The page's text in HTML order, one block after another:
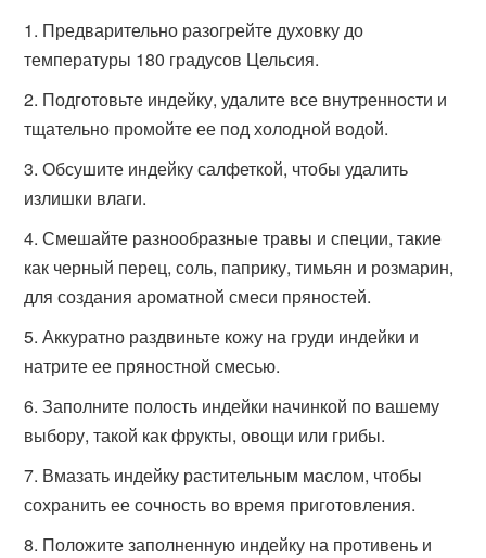
Предварительно разогрейте духовку до
температуры 180 градусов Цельсия.
Подготовьте индейку, удалите все внутренности и
тщательно промойте ее под холодной водой.
Обсушите индейку салфеткой, чтобы удалить
излишки влаги.
Смешайте разнообразные травы и специи, такие
как черный перец, соль, паприку, тимьян и розмарин,
для создания ароматной смеси пряностей.
Аккуратно раздвиньте кожу на груди индейки и
натрите ее пряностной смесью.
Заполните полость индейки начинкой по вашему
выбору, такой как фрукты, овощи или грибы.
Вмазать индейку растительным маслом, чтобы
сохранить ее сочность во время приготовления.
Положите заполненную индейку на противень и